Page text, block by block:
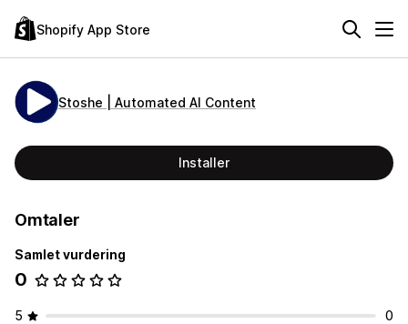
Shopify App Store
Stoshe | Automated AI Content
Installer
Omtaler
Samlet vurdering
0
5
0